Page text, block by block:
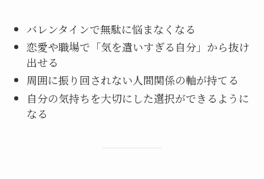
バレンタインで無駄に悩まなくなる
恋愛や職場で「気を遣いすぎる自分」から抜け
出せる
周囲に振り回されない人間関係の軸が持てる
自分の気持ちを大切にした選択ができるように
なる